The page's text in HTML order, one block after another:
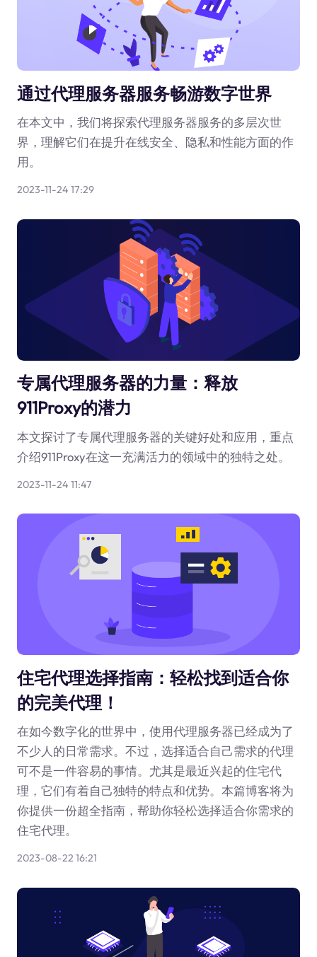
通过代理服务器服务畅游数字世界
在本文中，我们将探索代理服务器服务的多层次世
界，理解它们在提升在线安全、隐私和性能方面的作
用。
2023-11-24 17:29
专属代理服务器的力量：释放
911Proxy的潜力
本文探讨了专属代理服务器的关键好处和应用，重点
介绍911Proxy在这一充满活力的领域中的独特之处。
2023-11-24 11:47
住宅代理选择指南：轻松找到适合你
的完美代理！
在如今数字化的世界中，使用代理服务器已经成为了
不少人的日常需求。不过，选择适合自己需求的代理
可不是一件容易的事情。尤其是最近兴起的住宅代
理，它们有着自己独特的特点和优势。本篇博客将为
你提供一份超全指南，帮助你轻松选择适合你需求的
住宅代理。
2023-08-22 16:21